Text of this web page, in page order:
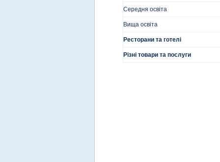
Середня освіта
Вища освіта
Ресторани та готелі
Різні товари та послуги